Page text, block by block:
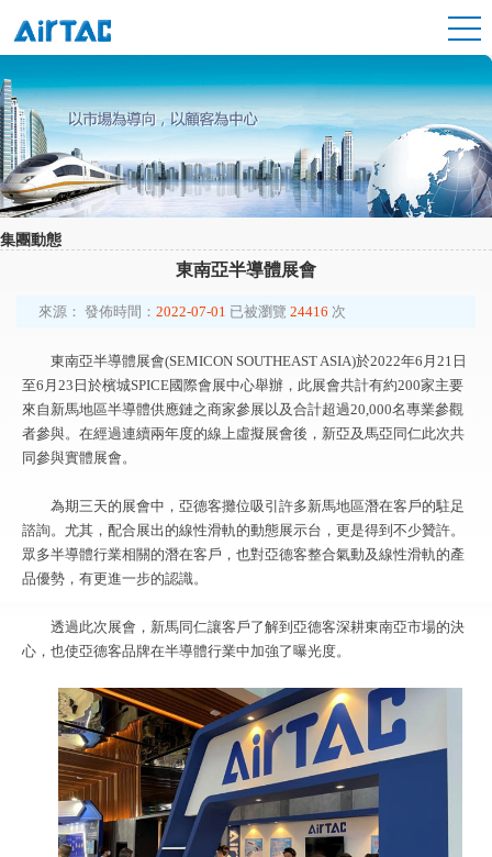
集團動態
東南亞半導體展會
來源： 發佈時間： 2022-07-01 已被瀏覽 24416 次
東南亞半導體展會(SEMICON SOUTHEAST ASIA)於2022年6月21日
至6月23日於檳城SPICE國際會展中心舉辦，此展會共計有約200家主要
來自新馬地區半導體供應鏈之商家參展以及合計超過20,000名專業參觀
者參與。在經過連續兩年度的線上虛擬展會後，新亞及馬亞同仁此次共
同參與實體展會。
為期三天的展會中，亞德客攤位吸引許多新馬地區潛在客戶的駐足
諮詢。尤其，配合展出的線性滑軌的動態展示台，更是得到不少贊許。
眾多半導體行業相關的潛在客戶，也對亞德客整合氣動及線性滑軌的產
品優勢，有更進一步的認識。
透過此次展會，新馬同仁讓客戶了解到亞德客深耕東南亞市場的決
心，也使亞德客品牌在半導體行業中加強了曝光度。